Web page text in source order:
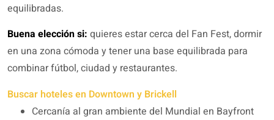
equilibradas.
Buena elección si: quieres estar cerca del Fan Fest, dormir
en una zona cómoda y tener una base equilibrada para
combinar fútbol, ciudad y restaurantes.
Buscar hoteles en Downtown y Brickell
Cercanía al gran ambiente del Mundial en Bayfront